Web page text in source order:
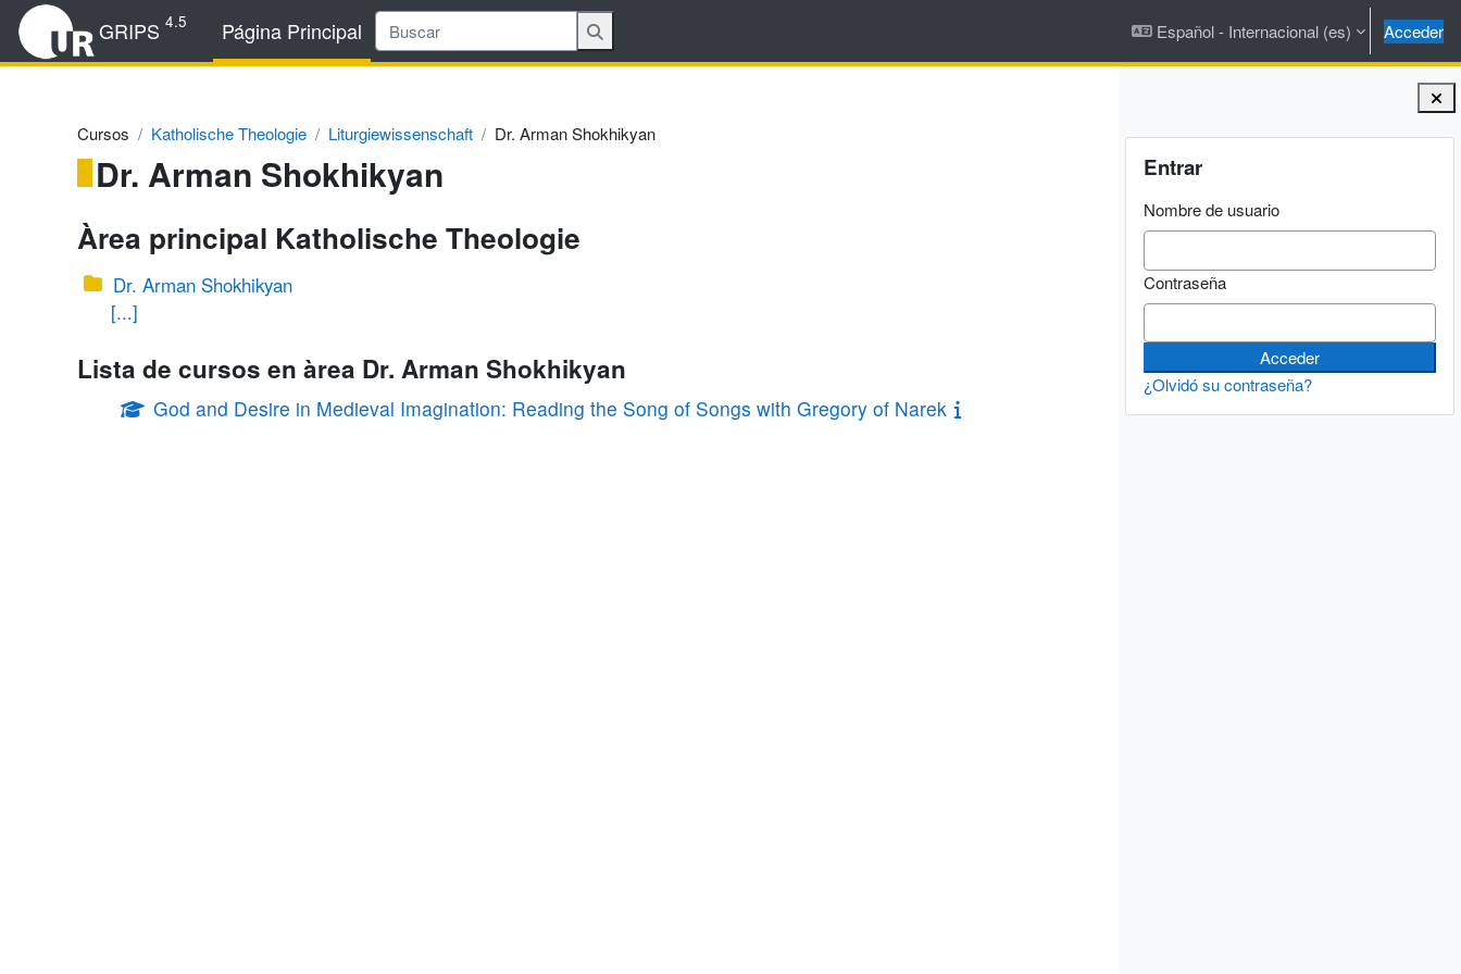
Salta al contenido principal
GRIPS 4.5 Página Principal Español - Internacional ‎(es)‎ Acceder
Bloques
Entrar
Nombre de usuario
Contraseña
¿Olvidó su contraseña?
Cursos Katholische Theologie Liturgiewissenschaft Dr. Arman Shokhikyan
Dr. Arman Shokhikyan
Àrea principal Katholische Theologie
Dr. Arman Shokhikyan
[...]
Lista de cursos en àrea Dr. Arman Shokhikyan
God and Desire in Medieval Imagination: Reading the Song of Songs with Gregory of Narek